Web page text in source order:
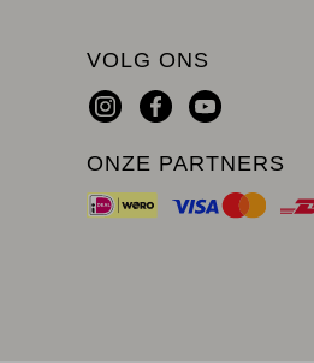
VOLG ONS
ONZE PARTNERS